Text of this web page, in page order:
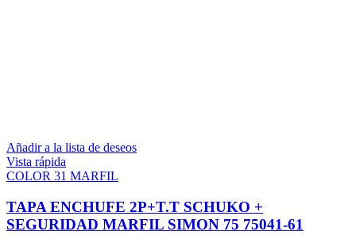
Añadir a la lista de deseos
Vista rápida
COLOR 31 MARFIL
TAPA ENCHUFE 2P+T.T SCHUKO +
SEGURIDAD MARFIL SIMON 75 75041-61